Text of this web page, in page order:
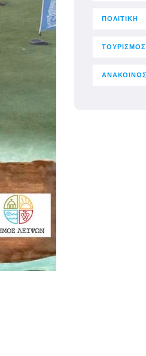
ΠΟΛΙΤΙΚΗ
ΤΟΥΡΙΣΜΟΣ